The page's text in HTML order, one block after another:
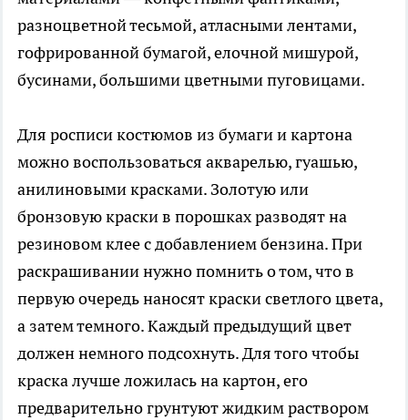
разноцветной тесьмой, атласными лентами,
гофрированной бумагой, елочной мишурой,
бусинами, большими цветными пуговицами.
Для росписи костюмов из бумаги и картона
можно воспользоваться акварелью, гуашью,
анилиновыми красками. Золотую или
бронзовую краски в порошках разводят на
резиновом клее с добавлением бензина. При
раскрашивании нужно помнить о том, что в
первую очередь наносят краски светлого цвета,
а затем темного. Каждый предыдущий цвет
должен немного подсохнуть. Для того чтобы
краска лучше ложилась на картон, его
предварительно грунтуют жидким раствором